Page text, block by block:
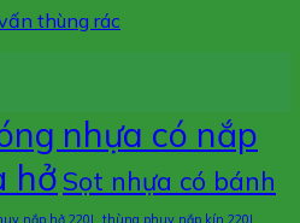
thùng rác
nhựa có nắp
hở Sọt nhựa có bánh
nắp hở 220L thùng phuy nắp kín 220L